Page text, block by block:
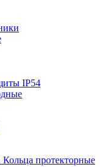
IP54
Кольца протекторные